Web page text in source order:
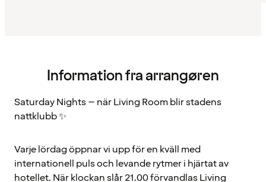
Information fra arrangøren
Saturday Nights – när Living Room blir stadens
nattklubb ✨
Varje lördag öppnar vi upp för en kväll med
internationell puls och levande rytmer i hjärtat av
hotellet. När klockan slår 21.00 förvandlas Living